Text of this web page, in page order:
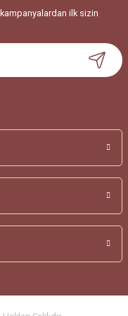
ilk sizin